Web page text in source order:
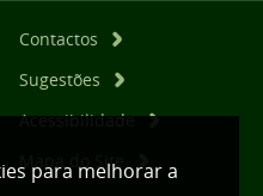
Contactos
Sugestões
Acessibilidade
Mapa do Site
para melhorar a